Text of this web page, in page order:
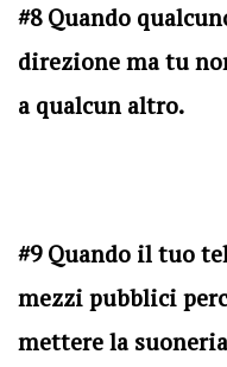
#8 Quando
direzione ma tu
a qualcun altro.
#9 Quando il tuo
mezzi pubblici
mettere la